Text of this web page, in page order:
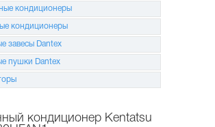
кондиционеры
кондиционеры
завесы Dantex
пушки Dantex
кондиционер Kentatsu